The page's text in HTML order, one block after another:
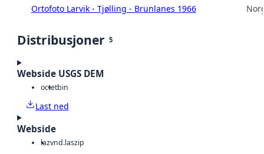
Ortofoto Larvik - Tjølling - Brunlanes 1966
Distribusjoner 5
Webside USGS DEM
octetbin
Last ned
Webside
lazvnd.laszip